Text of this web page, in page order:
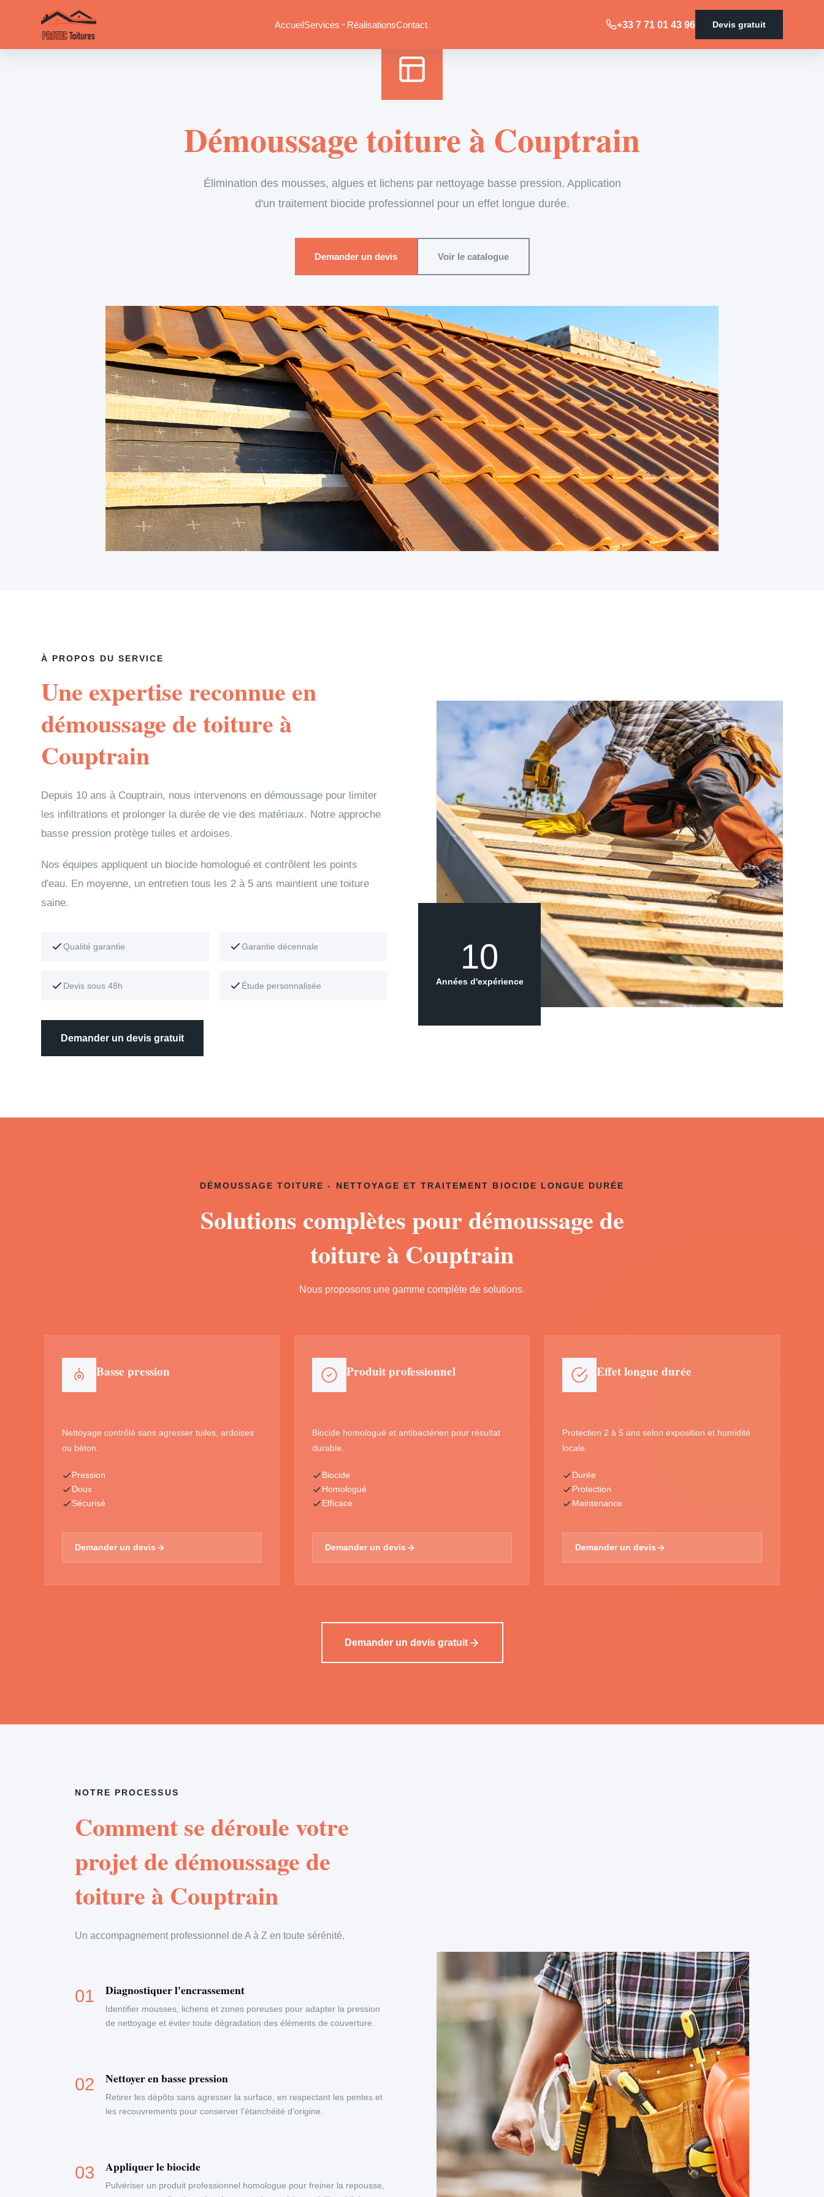
AccueilServices RéalisationsContact +33 7 71 01 43 96 Devis gratuit
Démoussage toiture à Couptrain
Élimination des mousses, algues et lichens par nettoyage basse pression. Application
d'un traitement biocide professionnel pour un effet longue durée.
Demander un devis Voir le catalogue
À PROPOS DU SERVICE
Une expertise reconnue en
démoussage de toiture à
Couptrain
Depuis 10 ans à Couptrain, nous intervenons en démoussage pour limiter
les infiltrations et prolonger la durée de vie des matériaux. Notre approche
basse pression protège tuiles et ardoises.
Nos équipes appliquent un biocide homologué et contrôlent les points
d'eau. En moyenne, un entretien tous les 2 à 5 ans maintient une toiture
saine.
Qualité garantie Garantie décennale
Devis sous 48h Étude personnalisée
Demander un devis gratuit
10
Années d'expérience
DÉMOUSSAGE TOITURE - NETTOYAGE ET TRAITEMENT BIOCIDE LONGUE DURÉE
Solutions complètes pour démoussage de
toiture à Couptrain
Nous proposons une gamme complète de solutions.
Basse pression
Nettoyage contrôlé sans agresser tuiles, ardoises
ou béton.
Pression
Doux
Sécurisé
Demander un devis
Produit professionnel
Biocide homologué et antibactérien pour résultat
durable.
Biocide
Homologué
Efficace
Demander un devis
Effet longue durée
Protection 2 à 5 ans selon exposition et humidité
locale.
Durée
Protection
Maintenance
Demander un devis
Demander un devis gratuit
NOTRE PROCESSUS
Comment se déroule votre
projet de démoussage de
toiture à Couptrain
Un accompagnement professionnel de A à Z en toute sérénité.
Diagnostiquer l'encrassement
Identifier mousses, lichens et zones poreuses pour adapter la pression
de nettoyage et éviter toute dégradation des éléments de couverture.
Nettoyer en basse pression
Retirer les dépôts sans agresser la surface, en respectant les pentes et
les recouvrements pour conserver l'étanchéité d'origine.
Appliquer le biocide
Pulvériser un produit professionnel homologue pour freiner la repousse,